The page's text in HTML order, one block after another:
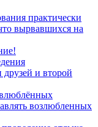
практически
вырвавшихся на
и второй
возлюбленных